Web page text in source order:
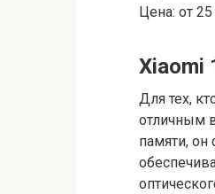
Цена: от
Xiaomi
Для тех,
отличным
памяти, он